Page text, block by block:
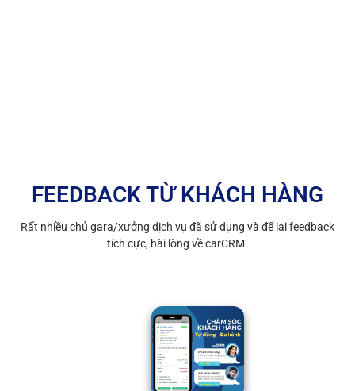
FEEDBACK TỪ KHÁCH HÀNG
Rất nhiều chủ gara/xưởng dịch vụ đã sử dụng và để lại feedback
tích cực, hài lòng về carCRM.